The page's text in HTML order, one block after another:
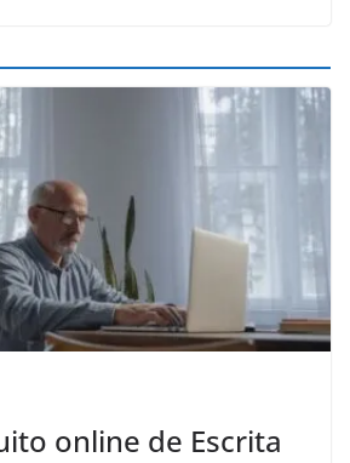
online de Escrita